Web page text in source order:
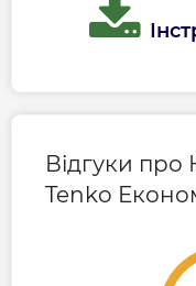
Відгуки про
Tenko